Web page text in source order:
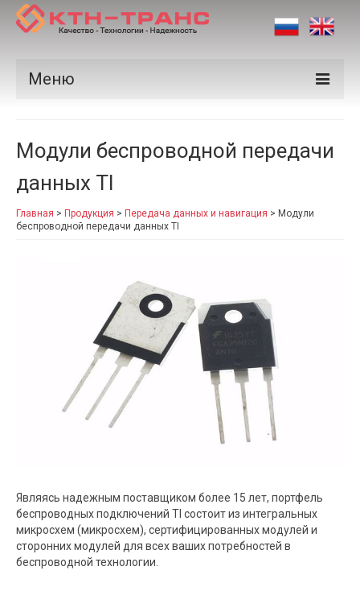
Меню
Производители
Рынки
Сертификаты
Модули беспроводной передачи
данных TI
Главная > Продукция > Передача данных и навигация > Модули
беспроводной передачи данных TI
Являясь надежным поставщиком более 15 лет, портфель
беспроводных подключений TI состоит из интегральных
микросхем (микросхем), сертифицированных модулей и
сторонних модулей для всех ваших потребностей в
беспроводной технологии.